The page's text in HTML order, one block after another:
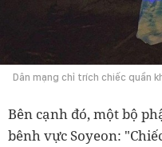
Dân mạng chỉ trích chiếc quần
Bên cạnh đó, một bộ
bênh vực Soyeon: